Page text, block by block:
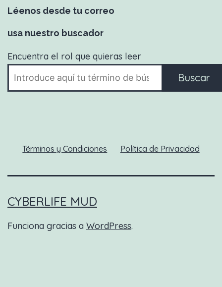
Léenos desde tu correo
usa nuestro buscador
Encuentra el rol que quieras leer
Buscar
Términos y Condiciones Política de Privacidad
CYBERLIFE MUD
Funciona gracias a WordPress.